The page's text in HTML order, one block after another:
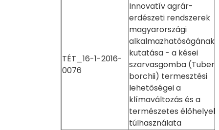
TÉT_16-1-2016-
0076
Innovatív agrár-
erdészeti rendszerek
magyarországi
alkalmazhatóságának
kutatása - a kései
szarvasgomba (Tuber
borchii) termesztési
lehetőségei a
klímaváltozás és a
természetes élőhelyek
túlhasználata